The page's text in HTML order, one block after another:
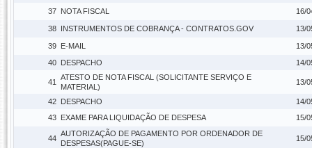
37 NOTA FISCAL 16/
38 INSTRUMENTOS DE COBRANÇA - CONTRATOS.GOV 13/
39 E-MAIL
13/
40 DESPACHO 14/
41
ATESTO DE NOTA FISCAL (SOLICITANTE SERVIÇO E
MATERIAL)
13/
42 DESPACHO
14/
43 EXAME PARA LIQUIDAÇÃO DE DESPESA 15/
44
AUTORIZAÇÃO DE PAGAMENTO POR ORDENADOR DE
DESPESAS(PAGUE-SE)
15/